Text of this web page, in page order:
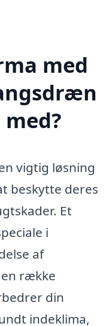
med
vigtig løsning
beskytte deres
Et
i
af
række
din
indeklima,